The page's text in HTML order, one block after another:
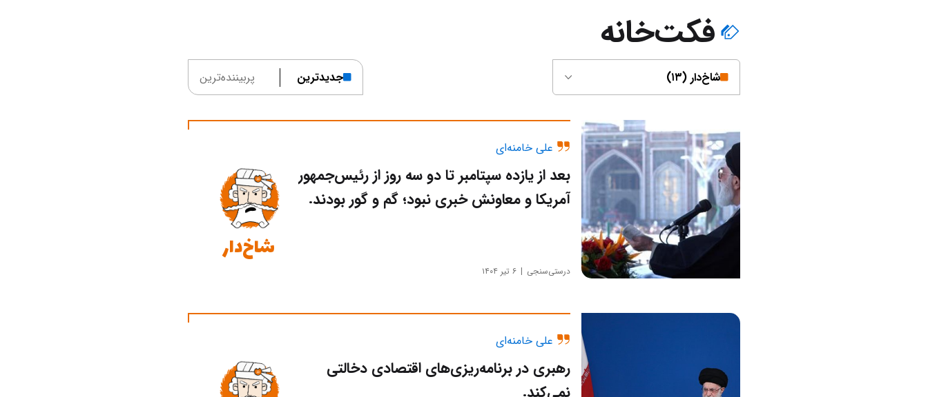
فکت‌خانه
شاخ‌دار (۱۳) جدیدترین پربیننده‌ترین
علی خامنه‌ای
بعد از یازده سپتامبر تا دو سه روز از رئیس‌جمهور
آمریکا و معاونش خبری نبود؛ گم و گور بودند.
شاخ‌دار
درستی‌سنجی ۶ تیر ۱۴۰۴
علی خامنه‌ای
رهبری در برنامه‌ریزی‌های اقتصادی دخالتی